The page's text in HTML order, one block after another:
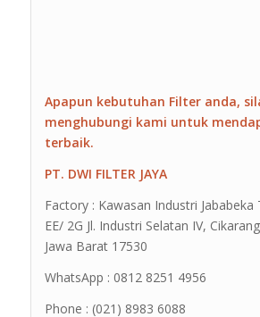
Apapun kebutuhan Filter anda,
menghubungi kami untuk
terbaik.
PT. DWI FILTER JAYA
Factory : Kawasan Industri Jababeka
EE/ 2G Jl. Industri Selatan IV,
Jawa Barat 17530
WhatsApp : 0812 8251 4956
Phone : (021) 8983 6088